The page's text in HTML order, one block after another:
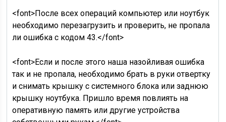
<font>После всех операций компьютер или ноутбук
необходимо перезагрузить и проверить, не пропала
ли ошибка с кодом 43.</font>
<font>Если и после этого наша назойливая ошибка
так и не пропала, необходимо брать в руки отвертку
и снимать крышку с системного блока или заднюю
крышку ноутбука. Пришло время повлиять на
оперативную память или другие устройства